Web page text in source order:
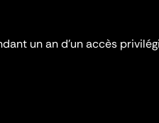
un an d’un accès